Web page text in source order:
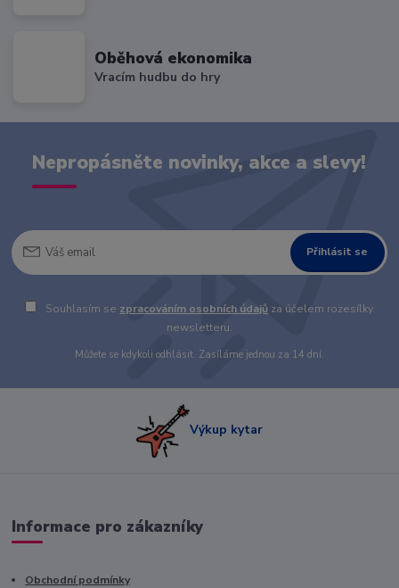
Oběhová ekonomika
Vracím hudbu do hry
Nepropásněte novinky, akce a slevy!
Přihlásit se
Souhlasím se zpracováním osobních údajů za účelem rozesílky
newsletteru.
Můžete se kdykoli odhlásit. Zasíláme jednou za 14 dní.
Výkup kytar
Informace pro zákazníky
Obchodní podmínky